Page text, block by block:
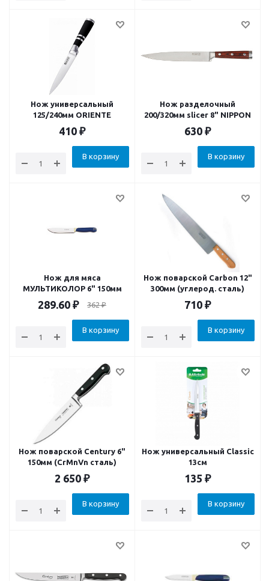
Нож универсальный
125/240мм ORIENTE
410 ₽
В корзину
Нож разделочный
200/320мм slicer 8" NIPPON
630 ₽
В корзину
Нож для мяса
МУЛЬТИКОЛОР 6" 150мм
289.60 ₽ 362₽
В корзину
Нож поварской Carbon 12"
300мм (углерод. сталь)
710 ₽
В корзину
Нож поварской Century 6"
150мм (CrMnVn сталь)
2 650 ₽
В корзину
Нож универсальный Classic
13см
135 ₽
В корзину